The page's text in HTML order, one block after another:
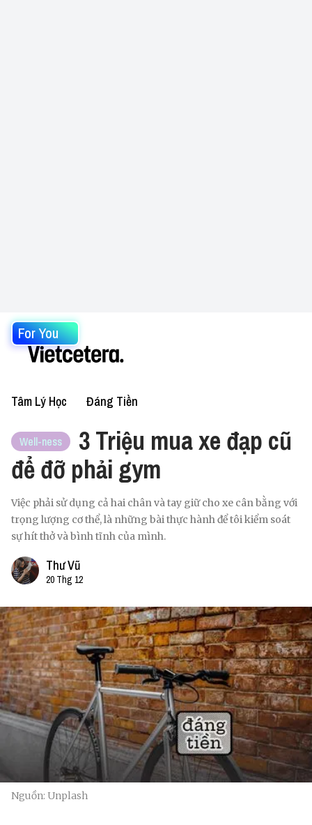
For You
Tâm Lý Học Đáng Tiền
Well-ness
3 Triệu mua xe đạp cũ
để đỡ phải gym
Việc phải sử dụng cả hai chân và tay giữ cho xe cân bằng với
trọng lượng cơ thể, là những bài thực hành để tôi kiểm soát
sự hít thở và bình tĩnh của mình.
Thư Vũ
20 Thg 12
Nguồn: Unplash